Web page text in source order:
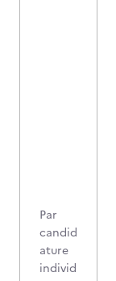
Par
candid
ature
individ